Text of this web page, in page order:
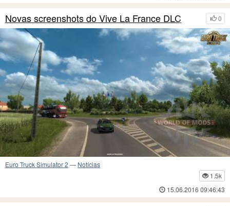
0
Novas screenshots do Vive La France DLC
Euro Truck Simulator 2 — Notícias
1.5k
15.06.2016 09:46:43